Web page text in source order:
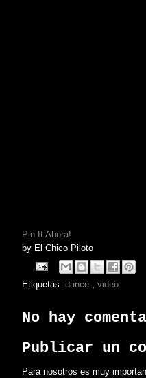
Pin It Ahora!
by El Chico Piloto
Etiquetas: dance video
No hay
Publicar un
Para nosotros es muy